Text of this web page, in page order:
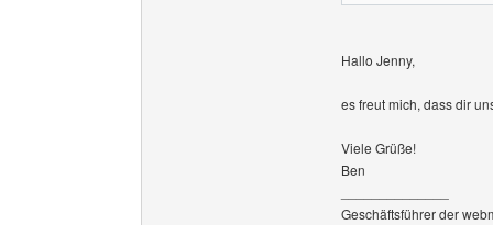
Hallo Jenny,
es freut mich, dass dir
Viele Grüße!
Ben
Geschäftsführer der